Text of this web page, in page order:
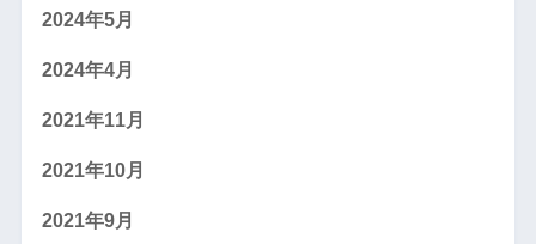
2024年5月
2024年4月
2021年11月
2021年10月
2021年9月